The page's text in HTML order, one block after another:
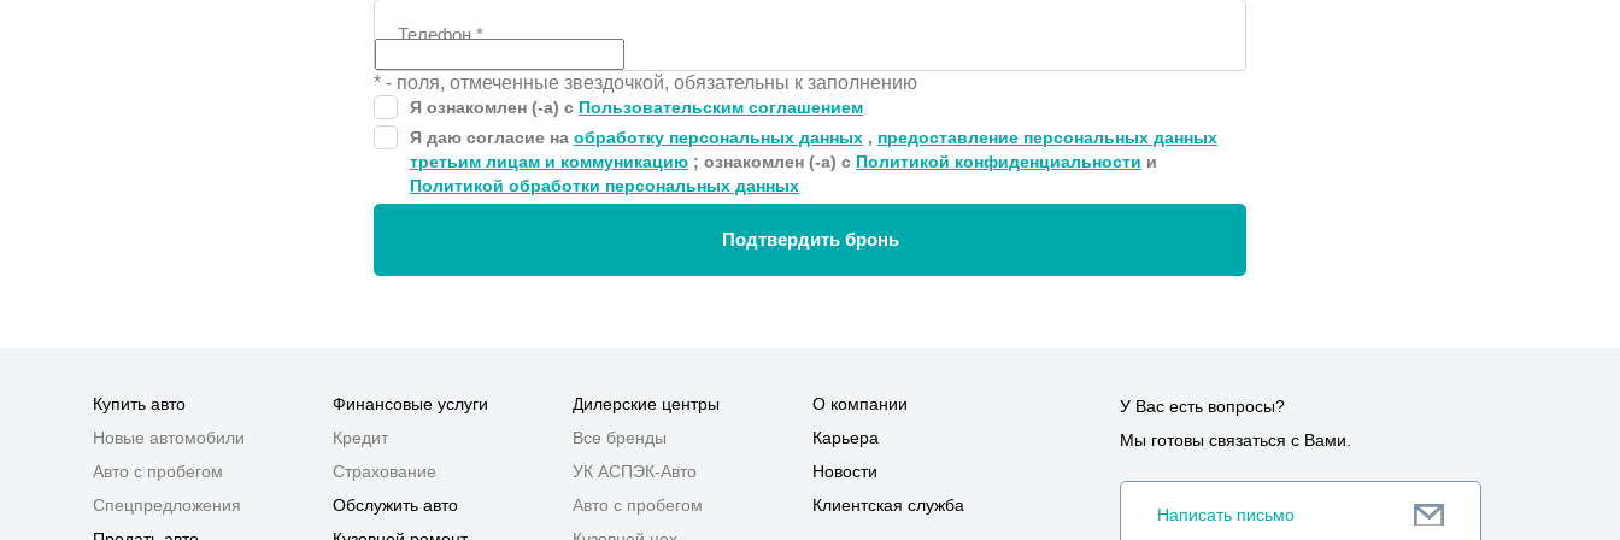
Телефон*
* - поля, отмеченные звездочкой, обязательны к заполнению
Я ознакомлен (-а) с Пользовательским соглашением
Я даю согласие на обработку персональных данных , предоставление персональных данных
третьим лицам и коммуникацию ; ознакомлен (-а) с Политикой конфиденциальности и
Политикой обработки персональных данных
Подтвердить бронь
Купить авто
Новые автомобили
Авто с пробегом
Спецпредложения
Финансовые услуги
Кредит
Страхование
Обслужить авто
Дилерские центры
Все бренды
УК АСПЭК-Авто
Авто с пробегом
О компании
Карьера
Новости
Клиентская служба
У Вас есть вопросы?
Мы готовы связаться с Вами.
Написать письмо